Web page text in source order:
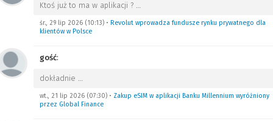
Ktoś już to ma w aplikacji ? …
śr., 29 lip 2026 (10:13) • Revolut wprowadza fundusze rynku prywatnego dla
klientów w Polsce
gość:
dokładnie …
wt., 21 lip 2026 (07:30) • Zakup eSIM w aplikacji Banku Millennium wyróżniony
przez Global Finance